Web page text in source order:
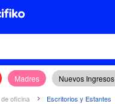
Madres Nuevos Ingresos
de oficina Escritorios y Estantes